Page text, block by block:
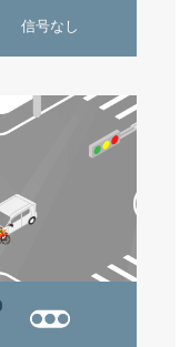
信号なし